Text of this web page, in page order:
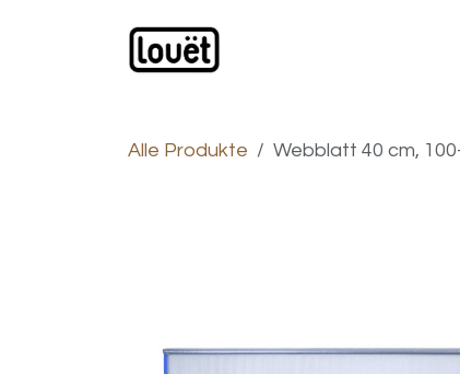
Alle Produkte Webblatt 40 cm,